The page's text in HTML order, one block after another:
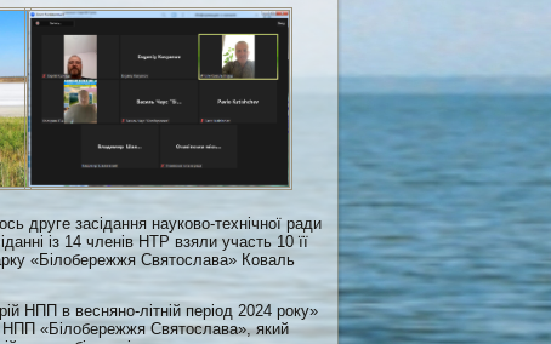
друге засідання науково-технічної ради
із 14 членів НТР взяли участь 10 її
«Білобережжя Святослава» Коваль
НПП в весняно-лiтній період 2024 року»
НПП «Білобережжя Святослава», який